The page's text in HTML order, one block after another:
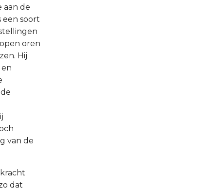
aan de
een soort
oren
Hij
van de
dat